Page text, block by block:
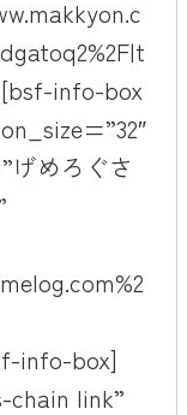
info-box
めろぐさ
info-box]
link”